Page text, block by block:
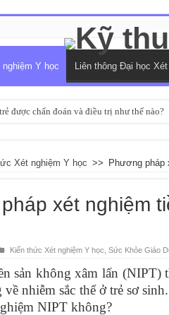
Y học Liên thông Đại học
được chẩn đoán và điều trị như thế nào?
Xét nghiệm Y học >> Phương pháp
xét nghiệm
Kiến thức Xét nghiệm Y học Sức Khỏe Giáo
sản không xâm lấn (NIPT)
về nhiễm sắc thể ở trẻ sơ
NIPT không?